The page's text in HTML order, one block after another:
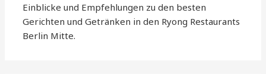
Einblicke und Empfehlungen zu den besten
Gerichten und Getränken in den Ryong Restaurants
Berlin Mitte.